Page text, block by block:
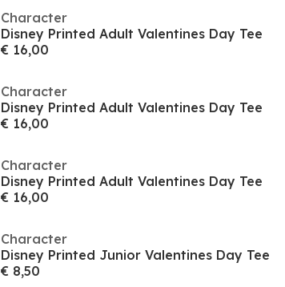
Character
Disney Printed Adult Valentines Day Tee
€ 16,00
Character
Disney Printed Adult Valentines Day Tee
€ 16,00
Character
Disney Printed Adult Valentines Day Tee
€ 16,00
Character
Disney Printed Junior Valentines Day Tee
€ 8,50